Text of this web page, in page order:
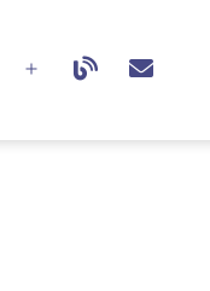
Ouvrir